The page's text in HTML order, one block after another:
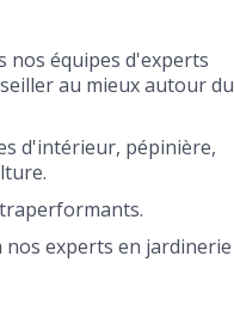
nos équipes d'experts
au mieux autour du
d'intérieur, pépinière,
nos experts en jardinerie